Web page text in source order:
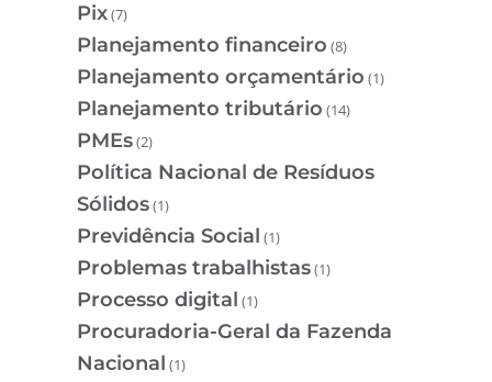
Pix(7)
Planejamento financeiro (8)
Planejamento orçamentário (1)
Planejamento tributário (14)
PMEs(2)
Política Nacional de Resíduos
Sólidos(1)
Previdência Social (1)
Problemas trabalhistas(1)
Processo digital (1)
Procuradoria-Geral da Fazenda
Nacional (1)